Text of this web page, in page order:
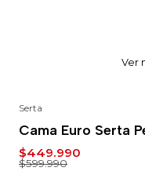
Ver
Serta
Cama Euro Serta
$449.990
$599.990